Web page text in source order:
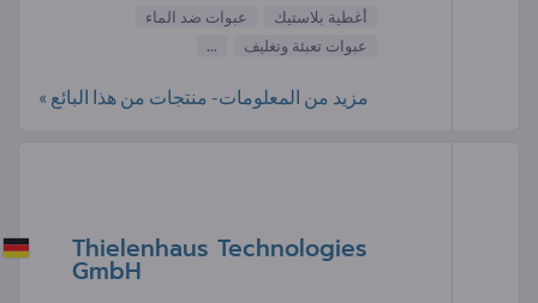
أغطية بلاستيك
عبوات ضد الماء
عبوات تعبئة وتغليف
...
مزيد من المعلومات- منتجات من هذا البائع »
Thielenhaus Technologies
GmbH